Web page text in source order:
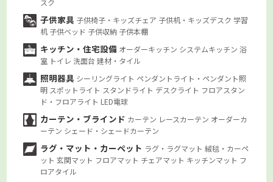
スク
子供家具 子供椅子・キッズチェア 子供机・キッズデスク 学習
机 子供ベッド 子供収納 子供本棚
キッチン・住宅設備 オーダーキッチン システムキッチン浴
室 トイレ 洗面台建材・タイル
照明器具 シーリングライト ペンダントライト・ペンダント照
明 スポットライト スタンドライト デスクライト フロアスタン
ド・フロアライト LED電球
カーテン・ブラインド カーテン レースカーテン オーダーカ
ーテン シェード・シェードカーテン
ラグ・マット・カーペット ラグ・ラグマット絨毯・カーペ
ット玄関マット フロアマット チェアマット キッチンマット フ
ロアタイル